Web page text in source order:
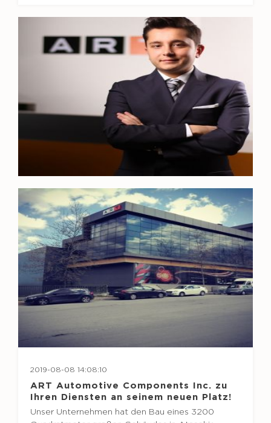
2019-08-08 14:08:10
ART Automotive Components Inc. zu
Ihren Diensten an seinem neuen Platz!
Unser Unternehmen hat den Bau eines 3200